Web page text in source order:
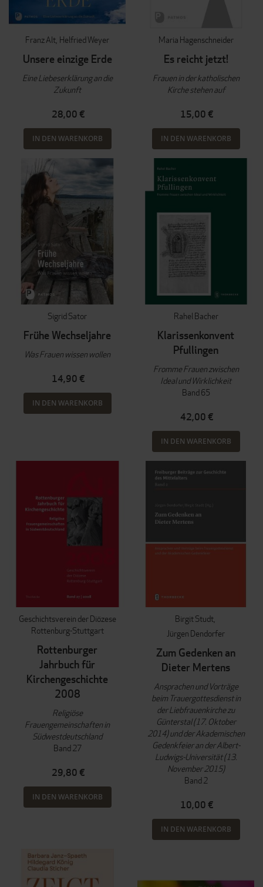
Franz Alt Helfried Weyer
Unsere einzige Erde
Eine Liebeserklärung an die
Zukunft
28,00 €
IN DEN WARENKORB
Maria Hagenschneider
Es reicht jetzt!
Frauen in der katholischen
Kirche stehen auf
15,00 €
IN DEN WARENKORB
Sigrid Sator
Frühe Wechseljahre
Was Frauen wissen wollen
14,90 €
IN DEN WARENKORB
Rahel Bacher
Klarissenkonvent
Pfullingen
Fromme Frauen zwischen
Ideal und Wirklichkeit
Band 65
42,00 €
IN DEN WARENKORB
Geschichtsverein der Diözese
Rottenburg-Stuttgart
Rottenburger
Jahrbuch für
Kirchengeschichte
2008
Religiöse
Frauengemeinschaften in
Südwestdeutschland
Band 27
29,80 €
IN DEN WARENKORB
Birgit Studt
Jürgen Dendorfer
Zum Gedenken an
Dieter Mertens
Ansprachen und Vorträge
beim Trauergottesdienst in
der Liebfrauenkirche zu
Günterstal (17. Oktober
2014) und der Akademischen
Gedenkfeier an der Albert-
Ludwigs-Universität (13.
November 2015)
Band 2
10,00 €
IN DEN WARENKORB